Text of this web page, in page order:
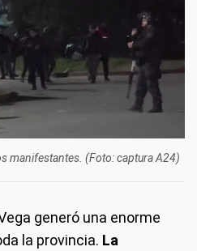
manifestantes. (Foto: captura A24)
generó una enorme
la provincia. La